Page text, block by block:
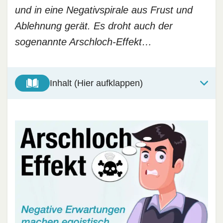
und in eine Negativspirale aus Frust und
Ablehnung gerät. Es droht auch der
sogenannte Arschloch-Effekt…
Inhalt (Hier aufklappen)